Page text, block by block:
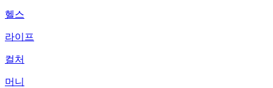
헬스
라이프
컬처
머니